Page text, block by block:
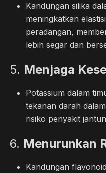
Kandungan silika
meningkatkan
peradangan,
lebih segar dan
5. Menjaga
Potassium dalam
tekanan darah
risiko penyakit
6. Menurunkan
Kandungan